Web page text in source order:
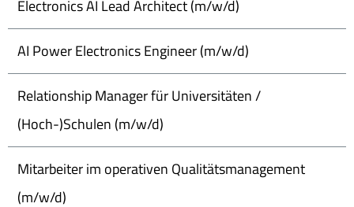
Electronics AI Lead Architect (m/w/d)
AI Power Electronics Engineer (m/w/d)
Relationship Manager für Universitäten /
(Hoch-)Schulen (m/w/d)
Mitarbeiter im operativen Qualitätsmanagement
(m/w/d)